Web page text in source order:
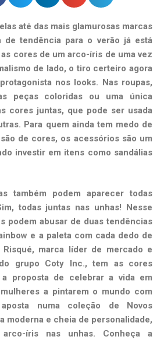
até das mais glamurosas marcas
de tendência para o verão já está
cores de um arco-íris de uma vez
de lado, o tiro certeiro agora
nos looks. Nas roupas,
peças coloridas ou uma única
cores juntas, que pode ser usada
Para quem ainda tem medo de
de cores, os acessórios são um
investir em itens como sandálias
também podem aparecer todas
todas juntas nas unhas! Nesse
podem abusar de duas tendências
e a paleta com cada dedo de
marca líder de mercado e
grupo Coty Inc., tem as cores
a proposta de celebrar a vida em
a pintarem o mundo com
numa coleção de Novos
moderna e cheia de personalidade,
íris nas unhas. Conheça a